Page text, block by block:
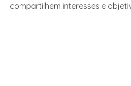
compartilhem interesses e